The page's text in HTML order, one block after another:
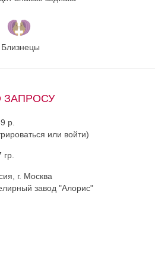
Близнецы
ЗАПРОСУ
р.
или войти)
гр.
г. Москва
завод "Алорис"